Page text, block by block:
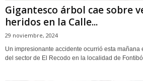
Gigantesco árbol cae sobre
heridos en la Calle...
29 noviembre, 2024
Un impresionante accidente ocurrió esta
del sector de El Recodo en la localidad de